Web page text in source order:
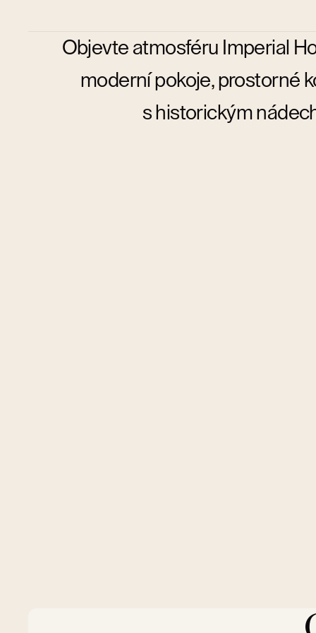
Objevte atmosféru Imperial
moderní pokoje, prostorné
s historickým